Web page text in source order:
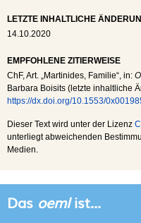
LETZTE INHALTLICHE
14.10.2020
EMPFOHLENE ZITIERWEISE
ChF, Art. „Martinides, Familie“, in:
Barbara Boisits (letzte inhaltliche
https://dx.doi.org/10.1553/
Dieser Text wird unter der Lizenz
unterliegt abweichenden
Medien.
Das oemlist...